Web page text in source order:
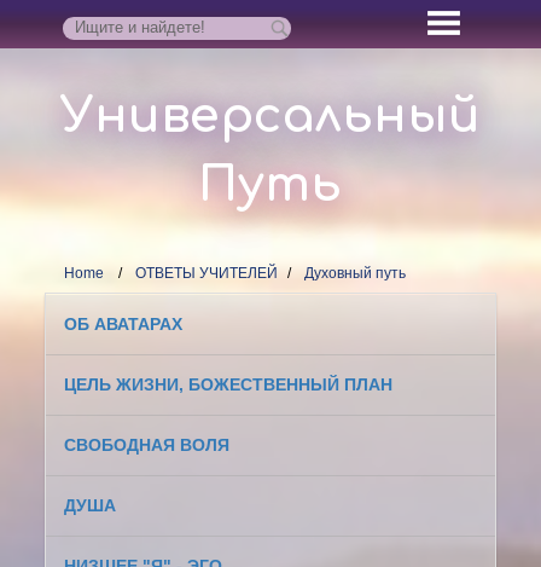
Универсальный
Путь
Home ОТВЕТЫ УЧИТЕЛЕЙ Духовный путь
ОБ АВАТАРАХ
ЦЕЛЬ ЖИЗНИ, БОЖЕСТВЕННЫЙ ПЛАН
СВОБОДНАЯ ВОЛЯ
ДУША